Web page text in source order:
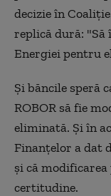
decizie în
replică dură:
Energiei pentru
Și băncile speră
ROBOR să fie
eliminată. Și în
Finanțelor a dat
și că
certitudine.